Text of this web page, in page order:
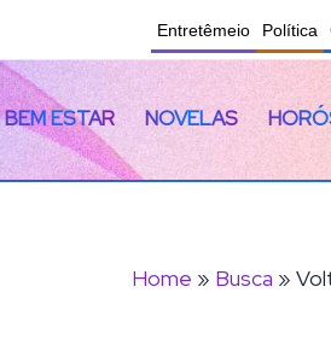
Entretêmeio Política
BEM ESTAR NOVELAS
Home » Busca »